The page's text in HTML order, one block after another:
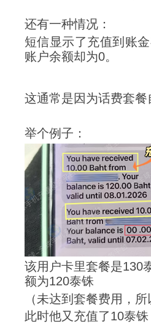
还有一种情况：
短信显示了充值到账
账户余额却为0。
这通常是因为话费套餐
举个例子：
该用户卡里套餐是130
额为120泰铢
（未达到套餐费用，所
此时他又充值了10泰